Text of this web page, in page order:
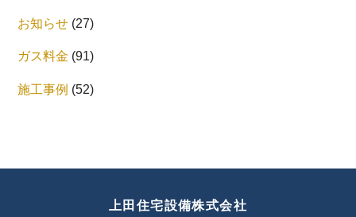
お知らせ (27)
ガス料金 (91)
施工事例 (52)
上田住宅設備株式会社